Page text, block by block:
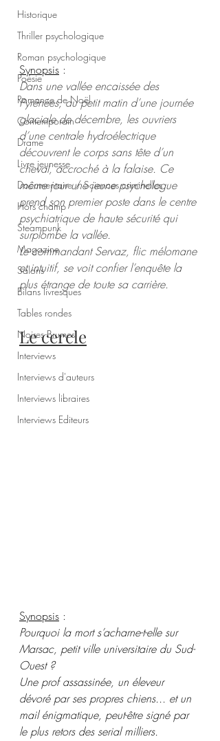
Historique
Thriller psychologique
Roman psychologique
Poésie
Romance de Noël
Contemporain
Drame
Livre jeunesse
Documentaire / Sciences criminelles
Hors champ
Steampunk
Magazine
Salons
Bilans livresques
Tables rondes
Noires Brumes
Interviews
Interviews d'auteurs
Interviews libraires
Interviews Editeurs
Synopsis :
Dans une vallée encaissée des
Pyrénées, au petit matin d’une journée
glaciale de décembre, les ouvriers
d’une centrale hydroélectrique
découvrent le corps sans tête d’un
cheval, accroché à la falaise. Ce
même jour une jeune psychologue
prend son premier poste dans le centre
psychiatrique de haute sécurité qui
surplombe la vallée.
Le commandant Servaz, flic mélomane
et intuitif, se voit confier l’enquête la
plus étrange de toute sa carrière.
Le cercle
Synopsis :
Pourquoi la mort s’acharne-t-elle sur
Marsac, petit ville universitaire du Sud-
Ouest ?
Une prof assassinée, un éleveur
dévoré par ses propres chiens... et un
mail énigmatique, peut-être signé par
le plus retors des serial milliers.